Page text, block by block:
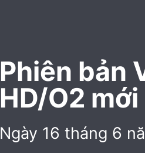
Phiên bản
HD/O2 mới
Ngày 16 tháng 6